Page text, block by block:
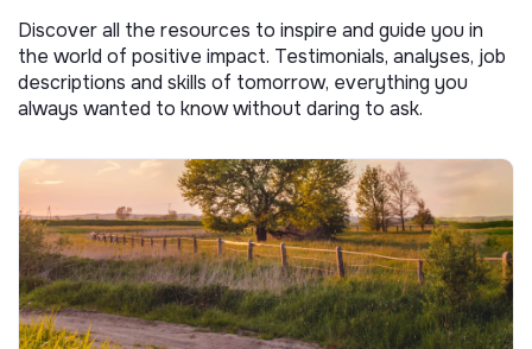
Discover all the resources to inspire and guide you in
the world of positive impact. Testimonials, analyses, job
descriptions and skills of tomorrow, everything you
always wanted to know without daring to ask.